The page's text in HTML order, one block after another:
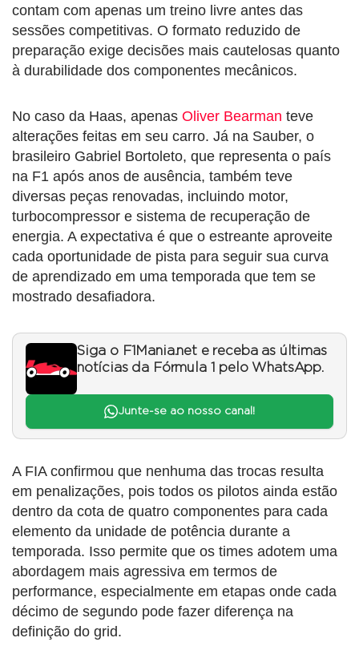
contam com apenas um treino livre antes das
sessões competitivas. O formato reduzido de
preparação exige decisões mais cautelosas quanto
à durabilidade dos componentes mecânicos.
No caso da Haas, apenas Oliver Bearman teve
alterações feitas em seu carro. Já na Sauber, o
brasileiro Gabriel Bortoleto, que representa o país
na F1 após anos de ausência, também teve
diversas peças renovadas, incluindo motor,
turbocompressor e sistema de recuperação de
energia. A expectativa é que o estreante aproveite
cada oportunidade de pista para seguir sua curva
de aprendizado em uma temporada que tem se
mostrado desafiadora.
Siga o F1Mania.net e receba as últimas
notícias da Fórmula 1 pelo WhatsApp.
Junte-se ao nosso canal!
A FIA confirmou que nenhuma das trocas resulta
em penalizações, pois todos os pilotos ainda estão
dentro da cota de quatro componentes para cada
elemento da unidade de potência durante a
temporada. Isso permite que os times adotem uma
abordagem mais agressiva em termos de
performance, especialmente em etapas onde cada
décimo de segundo pode fazer diferença na
definição do grid.